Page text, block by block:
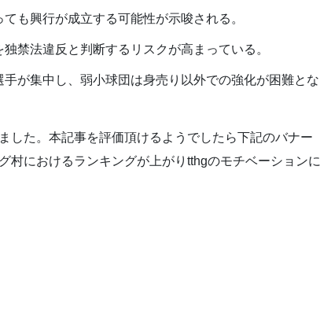
も興行が成立する可能性が示唆される。
禁法違反と判断するリスクが高まっている。
が集中し、弱小球団は身売り以外での強化が困難とな
した。本記事を評価頂けるようでしたら下記のバナー
村におけるランキングが上がりtthgのモチベーションに